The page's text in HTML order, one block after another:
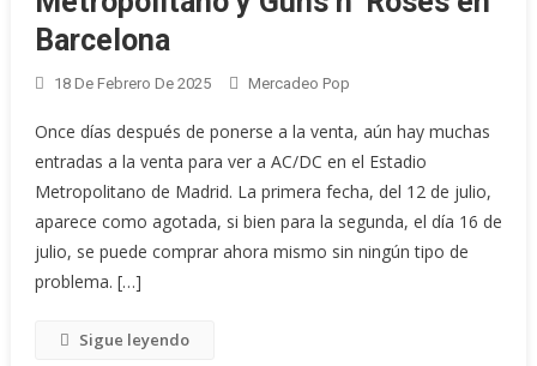
Barcelona
18 De Febrero De 2025 Mercadeo Pop
Once días después de ponerse a la venta, aún hay muchas
entradas a la venta para ver a AC/DC en el Estadio
Metropolitano de Madrid. La primera fecha, del 12 de julio,
aparece como agotada, si bien para la segunda, el día 16 de
julio, se puede comprar ahora mismo sin ningún tipo de
problema. […]
Sigue leyendo